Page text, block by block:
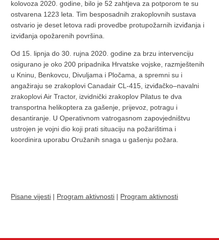
kolovoza 2020. godine, bilo je 52 zahtjeva za potporom te su
ostvarena 1223 leta. Tim besposadnih zrakoplovnih sustava
ostvario je deset letova radi provedbe protupožarnih izviđanja i
izviđanja opožarenih površina.
Od 15. lipnja do 30. rujna 2020. godine za brzu intervenciju
osigurano je oko 200 pripadnika Hrvatske vojske, razmještenih
u Kninu, Benkovcu, Divuljama i Pločama, a spremni su i
angažiraju se zrakoplovi Canadair CL-415, izviđačko–navalni
zrakoplovi Air Tractor, izvidnički zrakoplov Pilatus te dva
transportna helikoptera za gašenje, prijevoz, potragu i
desantiranje. U Operativnom vatrogasnom zapovjedništvu
ustrojen je vojni dio koji prati situaciju na požarištima i
koordinira uporabu Oružanih snaga u gašenju požara.
Pisane vijesti | Program aktivnosti | Program aktivnosti